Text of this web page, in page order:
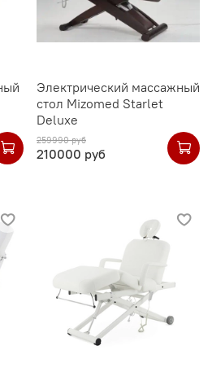
Электрический массажный
стол Mizomed Starlet
Deluxe
259990 руб
210000 руб